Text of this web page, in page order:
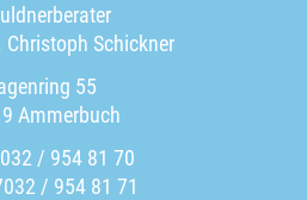
Christoph Schickner
55
Ammerbuch
/ 954 81 70
/ 954 81 71